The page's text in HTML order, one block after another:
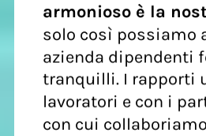
armonioso è la
solo così possiamo
azienda dipendenti
tranquilli. I rapporti
lavoratori e con i
con cui